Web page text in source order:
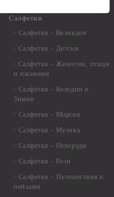
Салфетки
Салфетки - Великден
Салфетки - Детски
Салфетки - Животни, птици
и насекоми
Салфетки - Коледни и
Зимни
Салфетки - Морски
Салфетки - Музика
Салфетки - Пеперуди
Салфетки - Рози
Салфетки - Пътешествия и
пейзажи